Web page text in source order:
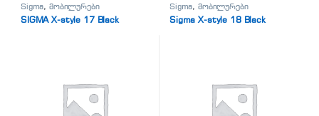
Sigma,მობილურები
SIGMA X-style 17 Black
Sigma,მობილურები
Sigma X-style 18 Black